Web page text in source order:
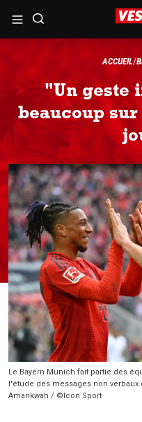
ACCUEIL
"Un geste
beaucoup
Le Bayern Munich fait partie des
l'étude des messages non
Amankwah / ©Icon Sport